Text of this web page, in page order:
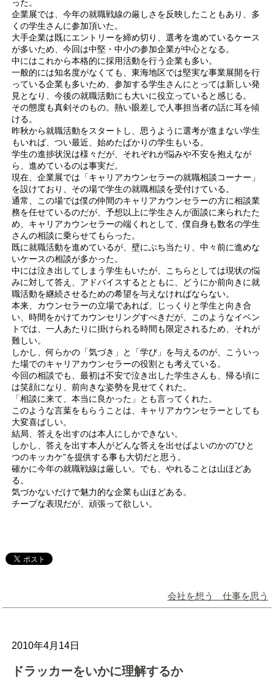
った。
企業展では、今年の就職戦線の厳しさを反映したこともあり、多
くの学生さんに参加頂いた。
大手企業は既にエントリーを締め切り、選考を進めているケース
が多いため、今回は中堅・中小の参加企業が中心となる。
中にはこれから本格的に採用活動を行う企業も多い。
一般的には知名度がなくても、東海地区では堅実な事業展開を行
っている企業も多いため、参加する学生さんにとっては新しい発
見となり、今後の就職活動にも大いに役立っていると感じる。
その態度も真剣そのもの。熱い眼差しで人事担当者の話に耳を傾
ける。
昨秋から就職活動をスタートし、思うように選考が進まない学生
もいれば、つい最近、始めたばかりの学生もいる。
学生の進捗状況は様々だが、それぞれが悩みや不安を抱えなが
ら、進めているのは事実だ。
現在、企業展では「キャリアカウンセラーの就職相談コーナー」
を設けており、その場で学生の就職相談を受付けている。
通常、この場では僕の仲間のキャリアカウンセラーの方に相談業
務を任せているのだが、予想以上に学生さんが面談に来られたた
め、キャリアカウンセラーの端くれとして、僕自身も数名の学生
さんの相談に乗らせてもらった。
既に就職活動を進めているが、壁にぶち当たり、中々前に進めな
いケースの相談が多かった。
中には泣き出してしまう学生もいたが、こちらとしては現状の悩
みに対して答え、アドバイスするとともに、どうにか前向きに就
職活動を継続させるための希望を与えなければならない。
本来、カウンセラーの立場であれば、じっくりと学生と向き合
い、時間をかけてカウンセリングすべきだが、このようなイベン
トでは、一人あたりに掛けられる時間も限定されるため、それが
難しい。
しかし、何らかの「気づき」と「学び」を与えるのが、こういっ
た場でのキャリアカウンセラーの役割とも考えている。
今回の相談でも、最初は不安で泣き出した学生さんも、帰る頃に
は笑顔になり、前向きな姿勢を見せてくれた。
「相談に来て、本当に良かった」とも言ってくれた。
このような言葉をもらうことは、キャリアカウンセラーとしても
大変喜ばしい。
結局、答えを出すのは本人にしかできない。
しかし、答えを出す本人がどんな答えを出せばよいのかの”ひと
つのキッカケ”を提供する事も大切だと思う。
確かに今年の就職戦線は厳しい。でも、やれることは山ほどあ
る。
気づかないだけで魅力的な企業も山ほどある。
チープな表現だが、頑張って欲しい。
会社を想う 仕事を思う
2010年4月14日
ドラッカーをいかに理解するか